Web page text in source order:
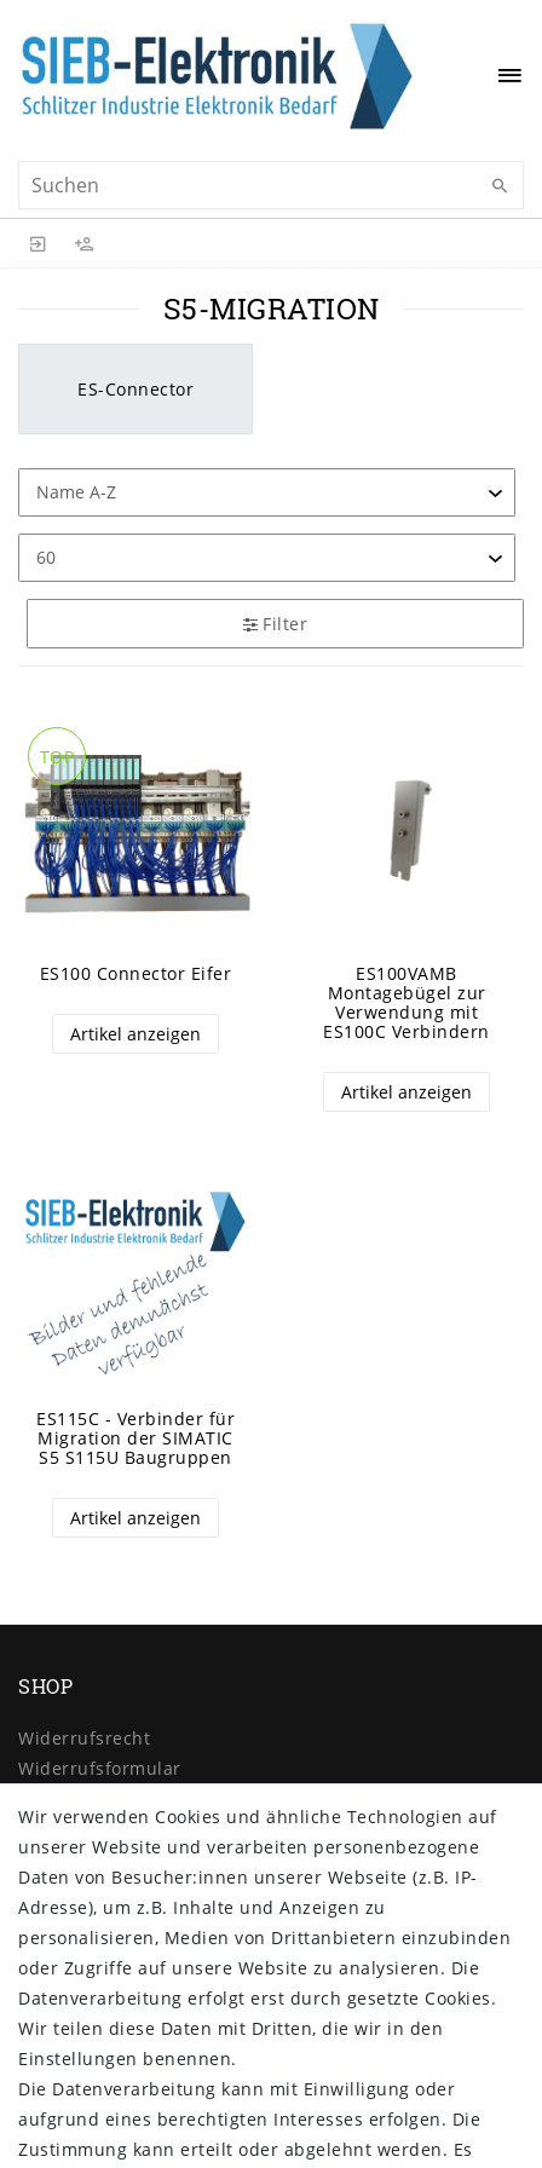
S5-MIGRATION
ES-Connector
Filter
TOP
ES100 Connector Eifer
Artikel anzeigen
ES100VAMB
Montagebügel zur
Verwendung mit
ES100C Verbindern
Artikel anzeigen
ES115C - Verbinder für
Migration der SIMATIC
S5 S115U Baugruppen
Artikel anzeigen
SHOP
Widerrufs­recht
Widerrufs­formular
Daten­schutz­erklärung
AGB
Kontakt
MEIN KONTO
About us
Best Sellers
Privacy policy
Wir verwenden Cookies und ähnliche Technologien auf
unserer Website und verarbeiten personenbezogene
Daten von Besucher:innen unserer Webseite (z.B. IP-
Adresse), um z.B. Inhalte und Anzeigen zu
personalisieren, Medien von Drittanbietern einzubinden
oder Zugriffe auf unsere Website zu analysieren. Die
Datenverarbeitung erfolgt erst durch gesetzte Cookies.
Wir teilen diese Daten mit Dritten, die wir in den
Einstellungen benennen.
Die Datenverarbeitung kann mit Einwilligung oder
aufgrund eines berechtigten Interesses erfolgen. Die
Zustimmung kann erteilt oder abgelehnt werden. Es